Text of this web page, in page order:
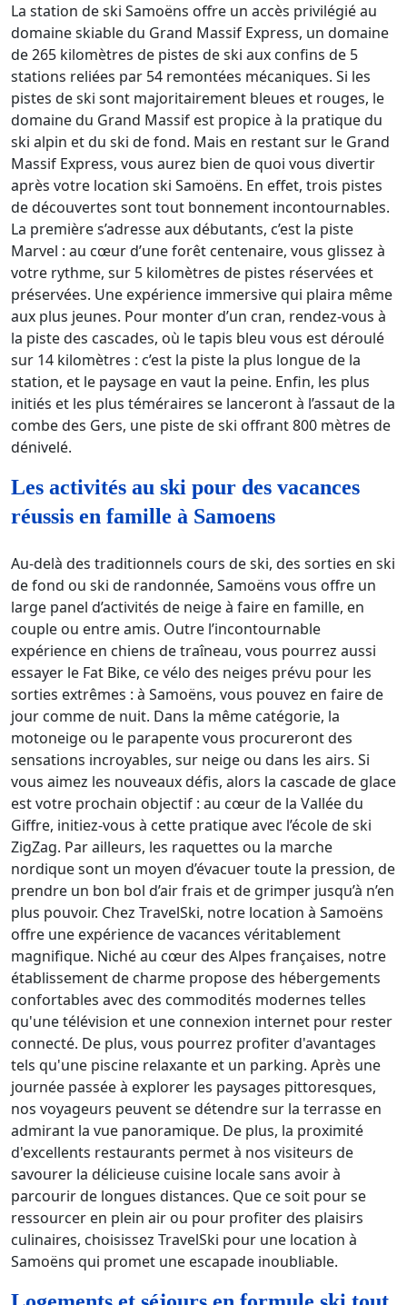
La station de ski Samoëns offre un accès privilégié au
domaine skiable du Grand Massif Express, un domaine
de 265 kilomètres de pistes de ski aux confins de 5
stations reliées par 54 remontées mécaniques. Si les
pistes de ski sont majoritairement bleues et rouges, le
domaine du Grand Massif est propice à la pratique du
ski alpin et du ski de fond. Mais en restant sur le Grand
Massif Express, vous aurez bien de quoi vous divertir
après votre location ski Samoëns. En effet, trois pistes
de découvertes sont tout bonnement incontournables.
La première s’adresse aux débutants, c’est la piste
Marvel : au cœur d’une forêt centenaire, vous glissez à
votre rythme, sur 5 kilomètres de pistes réservées et
préservées. Une expérience immersive qui plaira même
aux plus jeunes. Pour monter d’un cran, rendez-vous à
la piste des cascades, où le tapis bleu vous est déroulé
sur 14 kilomètres : c’est la piste la plus longue de la
station, et le paysage en vaut la peine. Enfin, les plus
initiés et les plus téméraires se lanceront à l’assaut de la
combe des Gers, une piste de ski offrant 800 mètres de
dénivelé.
Les activités au ski pour des vacances
réussis en famille à Samoens
Au-delà des traditionnels cours de ski, des sorties en ski
de fond ou ski de randonnée, Samoëns vous offre un
large panel d’activités de neige à faire en famille, en
couple ou entre amis. Outre l’incontournable
expérience en chiens de traîneau, vous pourrez aussi
essayer le Fat Bike, ce vélo des neiges prévu pour les
sorties extrêmes : à Samoëns, vous pouvez en faire de
jour comme de nuit. Dans la même catégorie, la
motoneige ou le parapente vous procureront des
sensations incroyables, sur neige ou dans les airs. Si
vous aimez les nouveaux défis, alors la cascade de glace
est votre prochain objectif : au cœur de la Vallée du
Giffre, initiez-vous à cette pratique avec l’école de ski
ZigZag. Par ailleurs, les raquettes ou la marche
nordique sont un moyen d’évacuer toute la pression, de
prendre un bon bol d’air frais et de grimper jusqu’à n’en
plus pouvoir. Chez TravelSki, notre location à Samoëns
offre une expérience de vacances véritablement
magnifique. Niché au cœur des Alpes françaises, notre
établissement de charme propose des hébergements
confortables avec des commodités modernes telles
qu'une télévision et une connexion internet pour rester
connecté. De plus, vous pourrez profiter d'avantages
tels qu'une piscine relaxante et un parking. Après une
journée passée à explorer les paysages pittoresques,
nos voyageurs peuvent se détendre sur la terrasse en
admirant la vue panoramique. De plus, la proximité
d'excellents restaurants permet à nos visiteurs de
savourer la délicieuse cuisine locale sans avoir à
parcourir de longues distances. Que ce soit pour se
ressourcer en plein air ou pour profiter des plaisirs
culinaires, choisissez TravelSki pour une location à
Samoëns qui promet une escapade inoubliable.